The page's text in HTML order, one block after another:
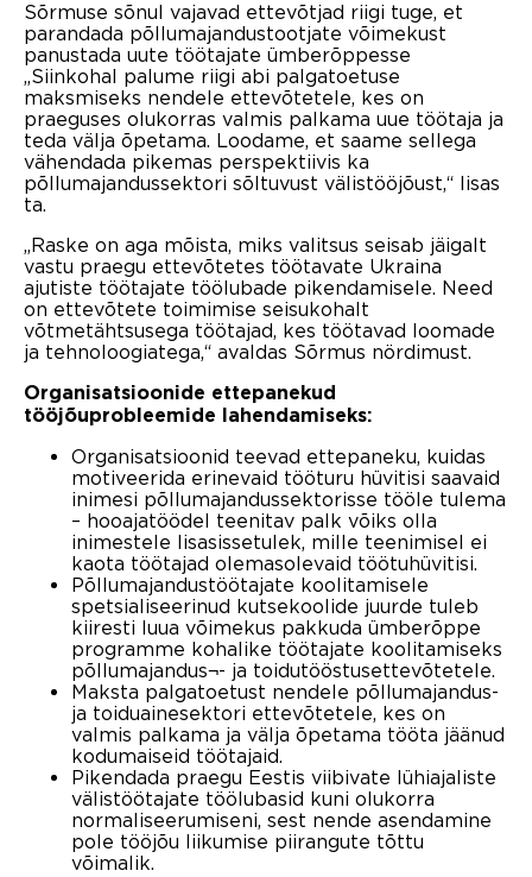
Sõrmuse sõnul vajavad ettevõtjad riigi tuge, et
parandada põllumajandustootjate võimekust
panustada uute töötajate ümberõppesse
„Siinkohal palume riigi abi palgatoetuse
maksmiseks nendele ettevõtetele, kes on
praeguses olukorras valmis palkama uue töötaja ja
teda välja õpetama. Loodame, et saame sellega
vähendada pikemas perspektiivis ka
põllumajandussektori sõltuvust välistööjõust,“ lisas
ta.
„Raske on aga mõista, miks valitsus seisab jäigalt
vastu praegu ettevõtetes töötavate Ukraina
ajutiste töötajate töölubade pikendamisele. Need
on ettevõtete toimimise seisukohalt
võtmetähtsusega töötajad, kes töötavad loomade
ja tehnoloogiatega,“ avaldas Sõrmus nördimust.
Organisatsioonide ettepanekud
tööjõuprobleemide lahendamiseks:
Organisatsioonid teevad ettepaneku, kuidas
motiveerida erinevaid tööturu hüvitisi saavaid
inimesi põllumajandussektorisse tööle tulema
– hooajatöödel teenitav palk võiks olla
inimestele lisasissetulek, mille teenimisel ei
kaota töötajad olemasolevaid töötuhüvitisi.
Põllumajandustöötajate koolitamisele
spetsialiseerinud kutsekoolide juurde tuleb
kiiresti luua võimekus pakkuda ümberõppe
programme kohalike töötajate koolitamiseks
põllumajandus¬- ja toidutööstusettevõtetele.
Maksta palgatoetust nendele põllumajandus-
ja toiduainesektori ettevõtetele, kes on
valmis palkama ja välja õpetama tööta jäänud
kodumaiseid töötajaid.
Pikendada praegu Eestis viibivate lühiajaliste
välistöötajate töölubasid kuni olukorra
normaliseerumiseni, sest nende asendamine
pole tööjõu liikumise piirangute tõttu
võimalik.